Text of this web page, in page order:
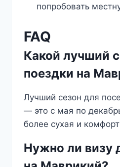
попробовать
FAQ
Какой лучший
поездки на
Лучший сезон для
— это с мая по
более сухая и
Нужно ли визу